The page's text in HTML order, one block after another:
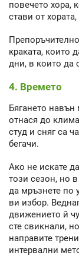
повечето хора,
стави от
краката, които
дни, в които да
4. Времето
Бягането
отнася до
студ и сняг са
бегачи.
Ако не искате
този сезон, но
да мръзнете по
ви избор.
движението й
сте свикнали,
направите
интервални